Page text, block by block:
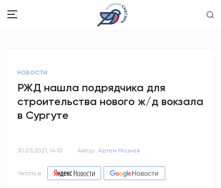
ОБРАЗОВАНИЕ
КУЛЬТУРА
СПОРТ
НОВОСТИ
РЖД нашла подрядчика для
строительства нового ж/д вокзала
в Сургуте
30.03.2021, 14:10 Автор: Артем Мазнев
Читать в